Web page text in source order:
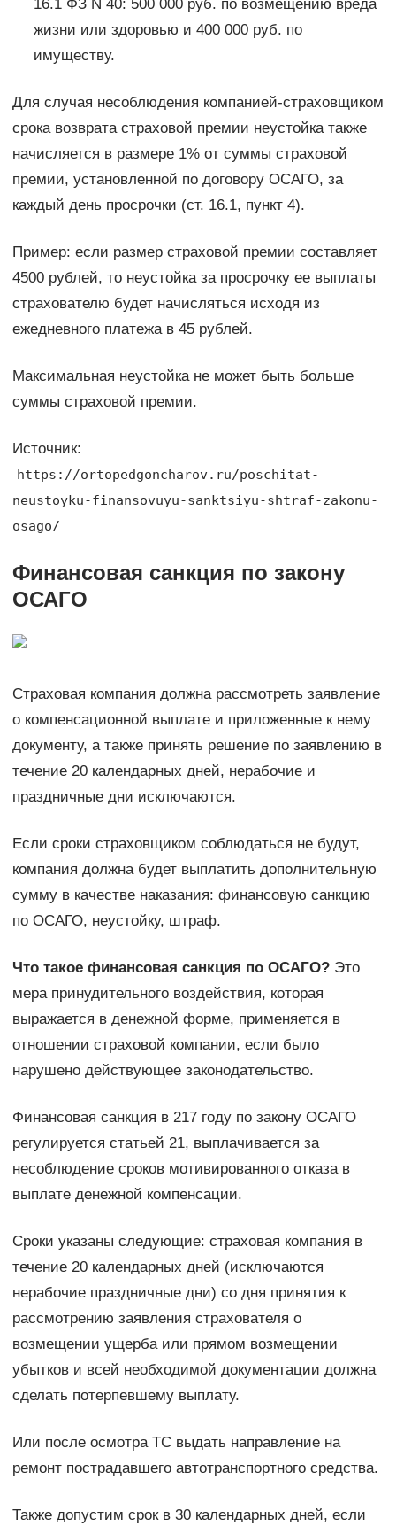
16.1 ФЗ N 40: 500 000 руб. по возмещению вреда
жизни или здоровью и 400 000 руб. по
имуществу.
Для случая несоблюдения компанией-страховщиком
срока возврата страховой премии неустойка также
начисляется в размере 1% от суммы страховой
премии, установленной по договору ОСАГО, за
каждый день просрочки (ст. 16.1, пункт 4).
Пример: если размер страховой премии составляет
4500 рублей, то неустойка за просрочку ее выплаты
страхователю будет начисляться исходя из
ежедневного платежа в 45 рублей.
Максимальная неустойка не может быть больше
суммы страховой премии.
Источник:
https://ortopedgoncharov.ru/poschitat-
neustoyku-finansovuyu-sanktsiyu-shtraf-zakonu-
osago/
Финансовая санкция по закону
ОСАГО
Страховая компания должна рассмотреть заявление
о компенсационной выплате и приложенные к нему
документу, а также принять решение по заявлению в
течение 20 календарных дней, нерабочие и
праздничные дни исключаются.
Если сроки страховщиком соблюдаться не будут,
компания должна будет выплатить дополнительную
сумму в качестве наказания: финансовую санкцию
по ОСАГО, неустойку, штраф.
Что такое финансовая санкция по ОСАГО?Это
мера принудительного воздействия, которая
выражается в денежной форме, применяется в
отношении страховой компании, если было
нарушено действующее законодательство.
Финансовая санкция в 217 году по закону ОСАГО
регулируется статьей 21, выплачивается за
несоблюдение сроков мотивированного отказа в
выплате денежной компенсации.
Сроки указаны следующие: страховая компания в
течение 20 календарных дней (исключаются
нерабочие праздничные дни) со дня принятия к
рассмотрению заявления страхователя о
возмещении ущерба или прямом возмещении
убытков и всей необходимой документации должна
сделать потерпевшему выплату.
Или после осмотра ТС выдать направление на
ремонт пострадавшего автотранспортного средства.
Также допустим срок в 30 календарных дней, если